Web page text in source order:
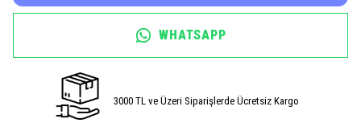
WHATSAPP
3000 TL ve Üzeri Siparişlerde Ücretsiz Kargo